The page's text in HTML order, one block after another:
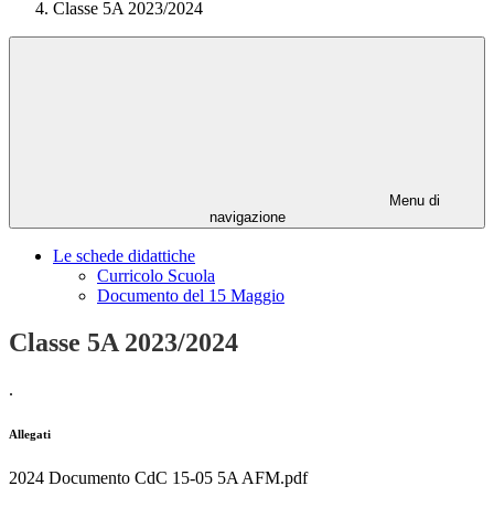
Classe 5A 2023/2024
Menu di
navigazione
Le schede didattiche
Curricolo Scuola
Documento del 15 Maggio
Classe 5A 2023/2024
.
Allegati
2024 Documento CdC 15-05 5A AFM.pdf